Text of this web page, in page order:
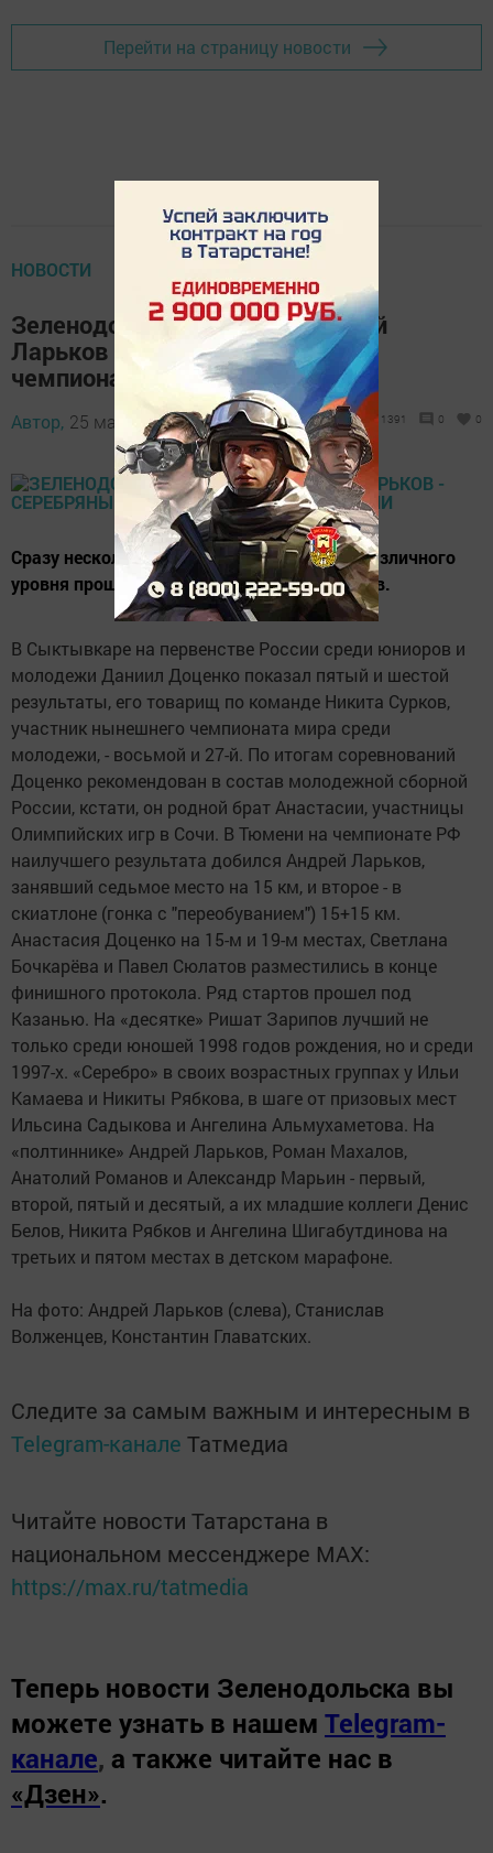
Перейти на страницу новости
НОВОСТИ
Зеленодольский лыжник Андрей
Ларьков - серебряный призер
чемпионата России
Автор, 25 марта 2014 - 11:56 1391 0 0
Сразу несколько итоговых соревнований различного
уровня прошли в последние дни у лыжников.
В Сыктывкаре на первенстве России среди юниоров и
молодежи Даниил Доценко показал пятый и шестой
результаты, его товарищ по команде Никита Сурков,
участник нынешнего чемпионата мира среди
молодежи, - восьмой и 27-й. По итогам соревнований
Доценко рекомендован в состав молодежной сборной
России, кстати, он родной брат Анастасии, участницы
Олимпийских игр в Сочи. В Тюмени на чемпионате РФ
наилучшего результата добился Андрей Ларьков,
занявший седьмое место на 15 км, и второе - в
скиатлоне (гонка с "переобуванием") 15+15 км.
Анастасия Доценко на 15-м и 19-м местах, Светлана
Бочкарёва и Павел Сюлатов разместились в конце
финишного протокола. Ряд стартов прошел под
Казанью. На «десятке» Ришат Зарипов лучший не
только среди юношей 1998 годов рождения, но и среди
1997-х. «Серебро» в своих возрастных группах у Ильи
Камаева и Никиты Рябкова, в шаге от призовых мест
Ильсина Садыкова и Ангелина Альмухаметова. На
«полтиннике» Андрей Ларьков, Роман Махалов,
Анатолий Романов и Александр Марьин - первый,
второй, пятый и десятый, а их младшие коллеги Денис
Белов, Никита Рябков и Ангелина Шигабутдинова на
третьих и пятом местах в детском марафоне.
На фото: Андрей Ларьков (слева), Станислав
Волженцев, Константин Главатских.
Следите за самым важным и интересным в
Telegram-канале Татмедиа
Читайте новости Татарстана в
национальном мессенджере MАХ:
https://max.ru/tatmedia
Теперь новости Зеленодольска вы
можете узнать в нашем Telegram-
канале, а также читайте нас в
«Дзен».